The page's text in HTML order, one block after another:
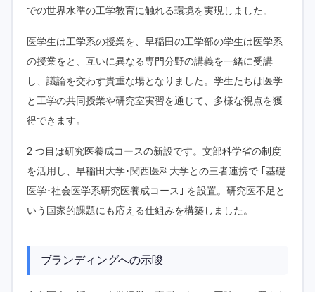
での世界水準の工学教育に触れる環境を実現しました。
医学生は工学系の授業を、早稲田の工学部の学生は医学系
の授業をと、互いに異なる専門分野の講義を一緒に受講
し、議論を交わす貴重な場となりました。学生たちは医学
と工学の共同授業や研究室実習を通じて、多様な視点を獲
得できます。
2 つ目は研究医養成コースの新設です。文部科学省の制度
を活用し、早稲田大学･関西医科大学との三者連携で ｢基礎
医学･社会医学系研究医養成コース｣ を設置。研究医不足と
いう国家的課題にも応える仕組みを構築しました。
ブランディングへの示唆